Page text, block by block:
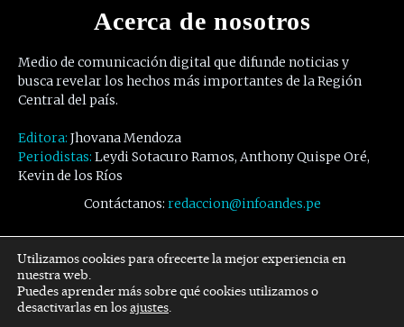
Acerca de nosotros
Medio de comunicación digital que difunde noticias y
busca revelar los hechos más importantes de la Región
Central del país.
Editora: Jhovana Mendoza
Periodistas: Leydi Sotacuro Ramos, Anthony Quispe Oré,
Kevin de los Ríos
Contáctanos: redaccion@infoandes.pe
Síguenos
Facebook Twitter Youtube
Utilizamos cookies para ofrecerte la mejor experiencia en
nuestra web.
Puedes aprender más sobre qué cookies utilizamos o
desactivarlas en losajustes.